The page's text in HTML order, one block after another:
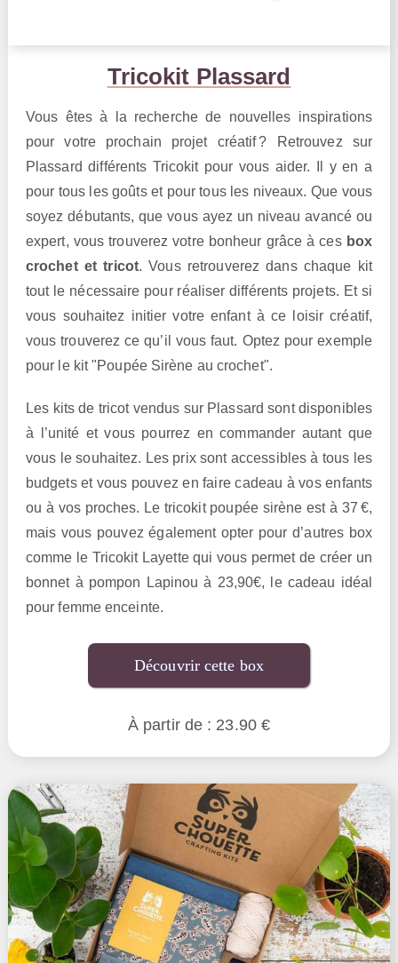
Tricokit Plassard
Vous êtes à la recherche de nouvelles inspirations
pour votre prochain projet créatif ? Retrouvez sur
Plassard différents Tricokit pour vous aider. Il y en a
pour tous les goûts et pour tous les niveaux. Que vous
soyez débutants, que vous ayez un niveau avancé ou
expert, vous trouverez votre bonheur grâce à ces box
crochet et tricot. Vous retrouverez dans chaque kit
tout le nécessaire pour réaliser différents projets. Et si
vous souhaitez initier votre enfant à ce loisir créatif,
vous trouverez ce qu’il vous faut. Optez pour exemple
pour le kit "Poupée Sirène au crochet".
Les kits de tricot vendus sur Plassard sont disponibles
à l’unité et vous pourrez en commander autant que
vous le souhaitez. Les prix sont accessibles à tous les
budgets et vous pouvez en faire cadeau à vos enfants
ou à vos proches. Le tricokit poupée sirène est à 37 €,
mais vous pouvez également opter pour d’autres box
comme le Tricokit Layette qui vous permet de créer un
bonnet à pompon Lapinou à 23,90€, le cadeau idéal
pour femme enceinte.
Découvrir cette box
À partir de : 23.90 €